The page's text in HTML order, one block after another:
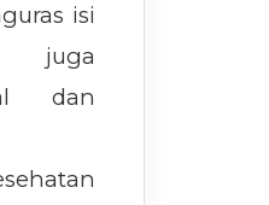
isi
juga
dan